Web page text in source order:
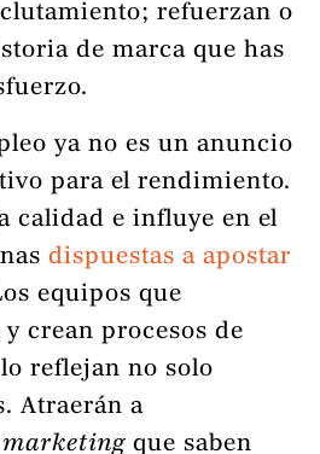
refuerzan o
de marca que has
ya no es un anuncio
para el rendimiento.
calidad e influye en el
dispuestas a apostar
equipos que
crean procesos de
reflejan no solo
Atraerán a
marketing que saben